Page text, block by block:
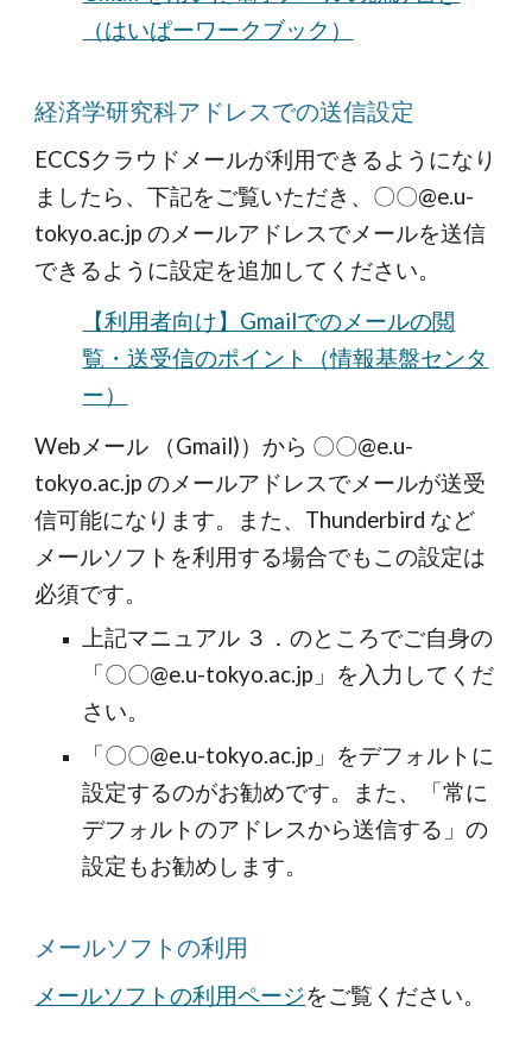
（はいぱーワークブック）
経済学研究科アドレスでの送信設定
ECCSクラウドメールが利用できるようになり
ましたら、下記をご覧いただき、〇〇@e.u-
tokyo.ac.jp のメールアドレスでメールを送信
できるように設定を追加してください。
【利用者向け】Gmailでのメールの閲
覧・送受信のポイント（情報基盤センタ
ー）
Webメール （Gmail)）から 〇〇@e.u-
tokyo.ac.jp のメールアドレスでメールが送受
信可能になります。また、Thunderbird など
メールソフトを利用する場合でもこの設定は
必須です。
上記マニュアル ３．のところでご自身の
「〇〇@e.u-tokyo.ac.jp」を入力してくだ
さい。
「〇〇@e.u-tokyo.ac.jp」をデフォルトに
設定するのがお勧めです。また、「常に
デフォルトのアドレスから送信する」の
設定もお勧めします。
メールソフトの利用
メールソフトの利用ページをご覧ください。